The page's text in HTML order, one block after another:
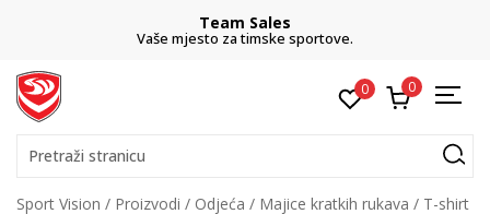
Team Sales
Vaše mjesto za timske sportove.
0 0
Pretraži stranicu
Sport Vision Proizvodi Odjeća Majice kratkih rukava
T-shirt